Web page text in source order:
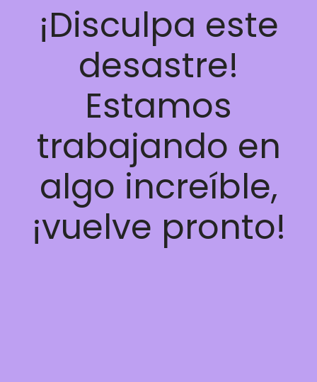
¡Disculpa este
desastre!
Estamos
trabajando en
algo increíble,
¡vuelve pronto!